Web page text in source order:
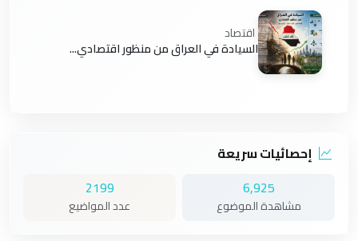
اقتصاد
السيادة في العراق من منظور اقتصادي...
إحصائيات سريعة
6,925
مشاهدة الموضوع
2199
عدد المواضيع